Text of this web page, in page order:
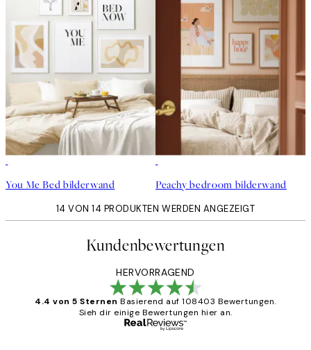
You Me Bed bilderwand Peachy bedroom bilderwand
14 VON 14 PRODUKTEN WERDEN ANGEZEIGT
Kundenbewertungen
HERVORRAGEND
4.4 von 5 Sternen Basierend auf 108403 Bewertungen.
Sieh dir einige Bewertungen hier an.